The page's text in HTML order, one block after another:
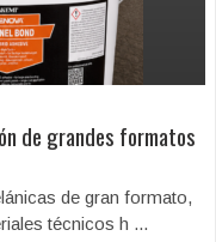
de grandes formatos
de gran formato,
técnicos h ...